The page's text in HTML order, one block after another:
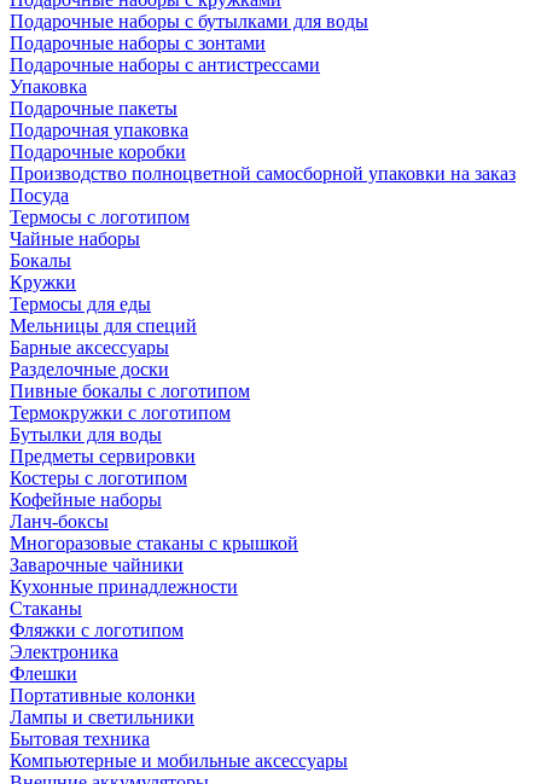
Подарочные наборы с бутылками для воды
Подарочные наборы с зонтами
Подарочные наборы с антистрессами
Упаковка
Подарочные пакеты
Подарочная упаковка
Подарочные коробки
Производство полноцветной самосборной упаковки на заказ
Посуда
Термосы с логотипом
Чайные наборы
Бокалы
Кружки
Термосы для еды
Мельницы для специй
Барные аксессуары
Разделочные доски
Пивные бокалы с логотипом
Термокружки с логотипом
Бутылки для воды
Предметы сервировки
Костеры с логотипом
Кофейные наборы
Ланч-боксы
Многоразовые стаканы с крышкой
Заварочные чайники
Кухонные принадлежности
Стаканы
Фляжки с логотипом
Электроника
Флешки
Портативные колонки
Лампы и светильники
Бытовая техника
Компьютерные и мобильные аксессуары